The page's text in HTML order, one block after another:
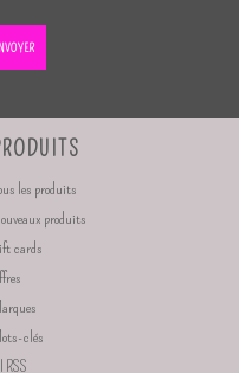
les produits
produits
cards
clés
RSS